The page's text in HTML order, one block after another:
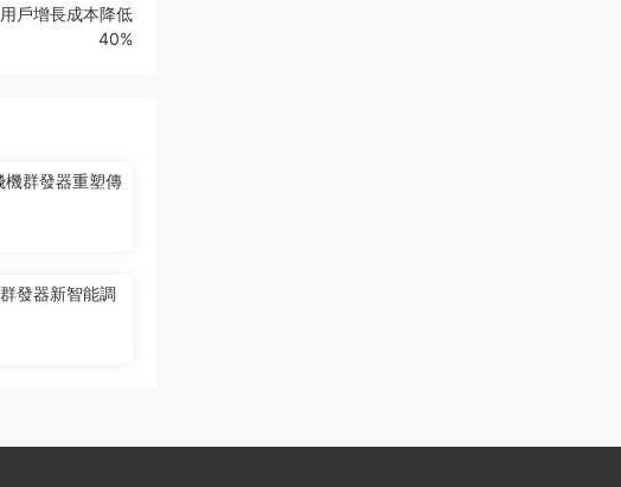
戶增長成本降低
40%
機群發器重塑傳
發器新智能調